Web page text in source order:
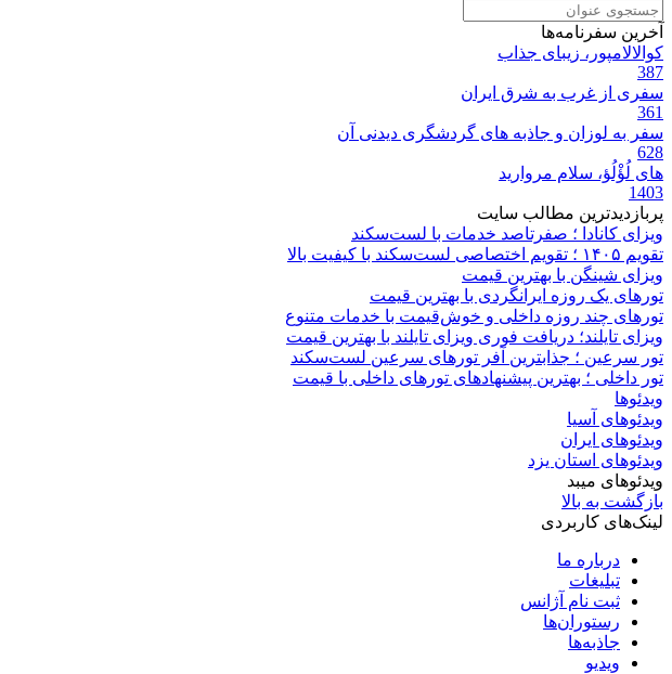
آخرین سفرنامه‌ها
کوالالامپور، زیبای جذاب
387
سفری از غرب به شرق ایران
361
سفر به لوزان و جاذبه های گردشگری دیدنی آن
628
های لُؤْلُؤ، سلام مروارید
1403
پربازدیدترین مطالب سایت
ویزای کانادا ؛ صفرتاصد خدمات با لست‌سکند
تقویم ۱۴۰۵ ؛ تقویم اختصاصی لست‌سکند با کیفیت بالا
ویزای شینگن با بهترین قیمت
تورهای یک روزه ایرانگردی با بهترین قیمت
تورهای چند روزه داخلی و خوش‌قیمت با خدمات متنوع
ویزای تایلند؛ دریافت فوری ویزای تایلند با بهترین قیمت
تور سرعین ؛ جذابترین آفر تورهای سرعین لست‌سکند
تور داخلی ؛ بهترین پیشنهادهای تورهای داخلی با قیمت
ویدئوها
ویدئوهای آسیا
ویدئوهای ایران
ویدئوهای استان یزد
ویدئوهای میبد
بازگشت به بالا
لینک‌های کاربردی
درباره ما
تبلیغات
ثبت نام آژانس
رستوران‌ها
جاذبه‌ها
ویدیو‌